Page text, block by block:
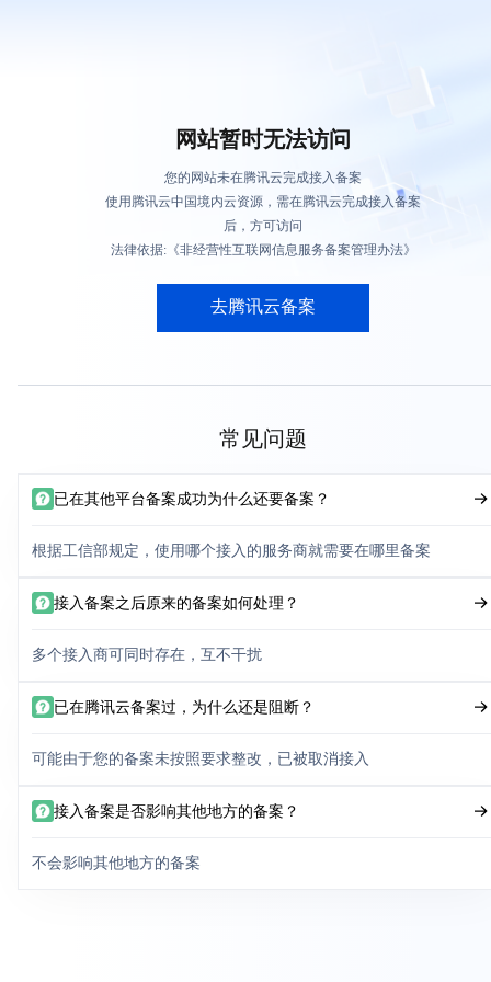
网站暂时无法访问
您的网站未在腾讯云完成接入备案
使用腾讯云中国境内云资源，需在腾讯云完成接入备案
后，方可访问
法律依据:《非经营性互联网信息服务备案管理办法》
去腾讯云备案
常见问题
已在其他平台备案成功为什么还要备案？
根据工信部规定，使用哪个接入的服务商就需要在哪里备案
接入备案之后原来的备案如何处理？
多个接入商可同时存在，互不干扰
已在腾讯云备案过，为什么还是阻断？
可能由于您的备案未按照要求整改，已被取消接入
接入备案是否影响其他地方的备案？
不会影响其他地方的备案